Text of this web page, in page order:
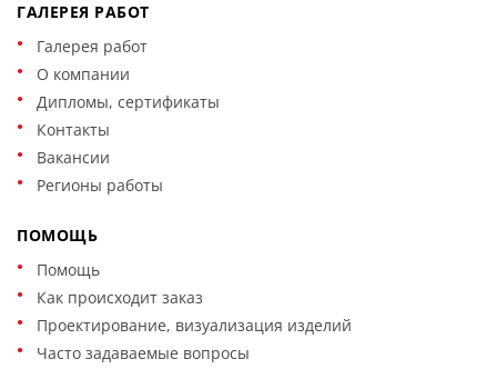
ГАЛЕРЕЯ РАБОТ
Галерея работ
О компании
Дипломы, сертификаты
Контакты
Вакансии
Регионы работы
ПОМОЩЬ
Помощь
Как происходит заказ
Проектирование, визуализация изделий
Часто задаваемые вопросы